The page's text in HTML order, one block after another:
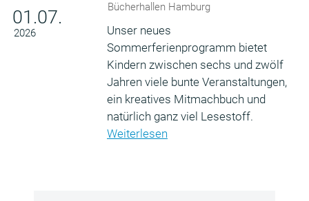
01.07.
2026
Bücherhallen Hamburg
Unser neues
Sommerferienprogramm bietet
Kindern zwischen sechs und zwölf
Jahren viele bunte Veranstaltungen,
ein kreatives Mitmachbuch und
natürlich ganz viel Lesestoff.
Weiterlesen